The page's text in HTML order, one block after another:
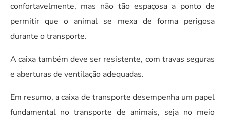
confortavelmente, mas não tão espaçosa a ponto de
permitir que o animal se mexa de forma perigosa
durante o transporte.
A caixa também deve ser resistente, com travas seguras
e aberturas de ventilação adequadas.
Em resumo, a caixa de transporte desempenha um papel
fundamental no transporte de animais, seja no meio